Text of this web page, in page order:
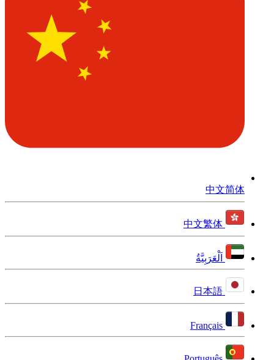
中文简体
中文繁体
اَلْعَرَبِيَّةُ
日本語
Français